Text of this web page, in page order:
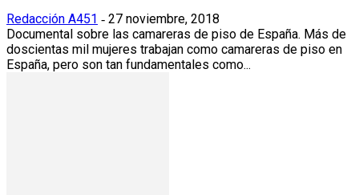
Redacción A451 - 27 noviembre, 2018
Documental sobre las camareras de piso de España. Más de
doscientas mil mujeres trabajan como camareras de piso en
España, pero son tan fundamentales como...